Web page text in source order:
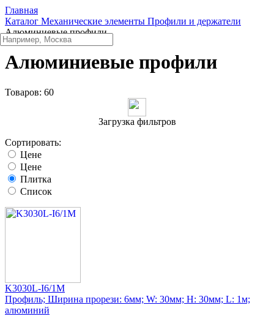
Главная
Каталог Механические элементы Профили и держатели
Алюминиевые профили
Алюминиевые профили
Товаров: 60
Загрузка фильтров
Сортировать:
Цене
Цене
Плитка
Список
K3030L-I6/1M
Профиль; Ширина прорези: 6мм; W: 30мм; H: 30мм; L: 1м;
алюминий